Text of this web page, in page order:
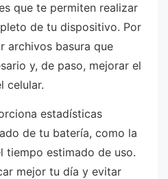
que te permiten realizar
de tu dispositivo. Por
archivos basura que
y, de paso, mejorar el
celular.
estadísticas
de tu batería, como la
tiempo estimado de uso.
mejor tu día y evitar